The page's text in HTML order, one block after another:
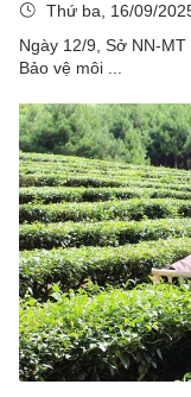
Thứ ba, 16/09/
Ngày 12/9, Sở NN-
Bảo vệ môi ...